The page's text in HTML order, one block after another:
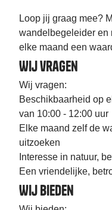
Loop jij graag mee?
wandelbegeleider en
elke maand een
Wij vragen
Wij vragen:
Beschikbaarheid op
van 10:00 - 12:00 uur
Elke maand zelf de
uitzoeken
Interesse in natuur,
Een vriendelijke,
Wij bieden